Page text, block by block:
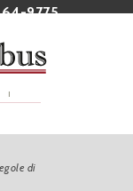
9775
I
di